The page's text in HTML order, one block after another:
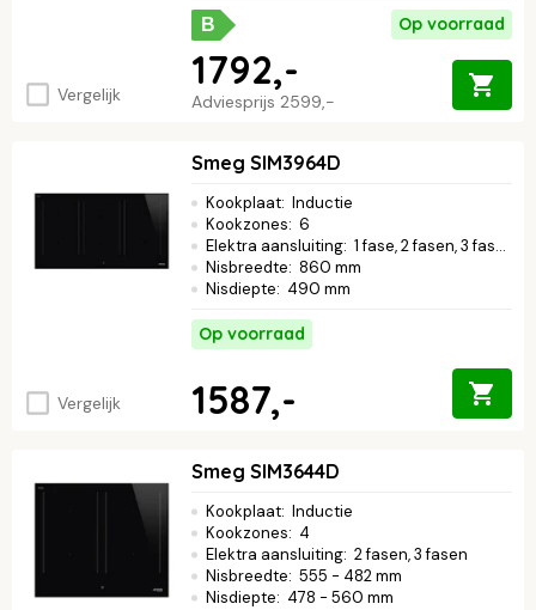
Vergelijk
B Op voorraad
Adviesprijs 2599,-
1792,-
Vergelijk
Smeg SIM3964D
Kookplaat: Inductie
Kookzones: 6
Elektra aansluiting: 1 fase, 2 fasen, 3 fasen
Nisbreedte: 860 mm
Nisdiepte: 490 mm
Op voorraad
1587,-
Smeg SIM3644D
Kookplaat: Inductie
Kookzones: 4
Elektra aansluiting: 2 fasen, 3 fasen
Nisbreedte: 555 - 482 mm
Nisdiepte: 478 - 560 mm